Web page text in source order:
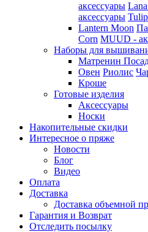
аксессуары
аксессуары Tulip
Lantern Moon
Corn MUUD -
Наборы для
Матренин
Овен Риолис
Кроше
Готовые изделия
Аксессуары
Носки
Накопительные скидки
Интересное о пряже
Новости
Блог
Видео
Оплата
Доставка
Доставка объемной
Гарантия и Возврат
Отследить посылку